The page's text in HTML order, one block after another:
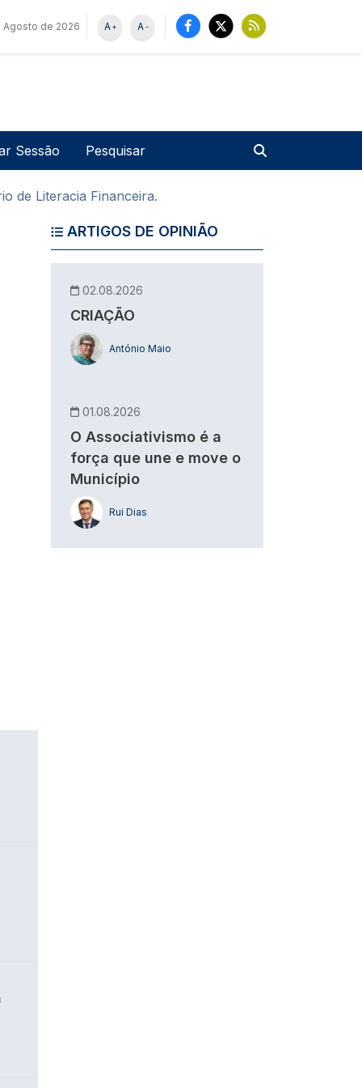
Agosto de 2026 -
A
+
A
de utilizador
Sessão
de Literacia Financeira.
ARTIGOS DE OPINIÃO
02.08.2026
CRIAÇÃO
António Maio
01.08.2026
O Associativismo é a
força que une e move o
Município
Rui Dias